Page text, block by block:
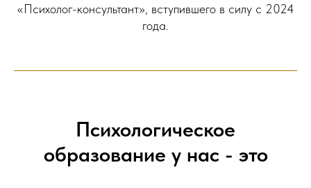
«Психолог-консультант», вступившего в силу с 2024
года.
Психологическое
образование у нас - это